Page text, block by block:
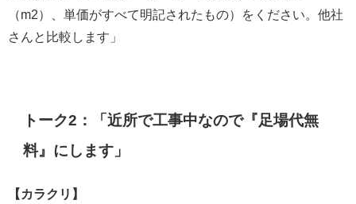
（m2）、単価がすべて明記されたもの）をください。他社
さんと比較します」
トーク2：「近所で工事中なので『足場代無
料』にします」
【カラクリ】